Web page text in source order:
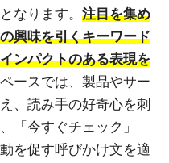
なります。 注目を集め
興味を引くキーワード
ンパクトのある表現を
ースでは、製品やサー
、読み手の好奇心を刺
「今すぐチェック」
を促す呼びかけ文を適